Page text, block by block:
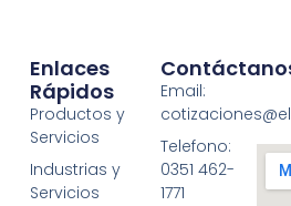
Enlaces
Rápidos
Productos y
Servicios
Industrias y
Servicios
Email:
Telefono:
0351 462-
1771